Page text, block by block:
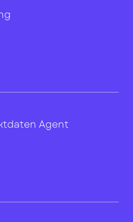
Agent